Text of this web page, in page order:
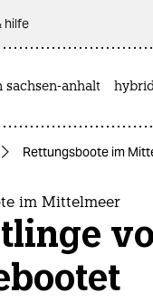
hilfe
sachsen-anhalt
Rettungsboote im
im Mittelmeer